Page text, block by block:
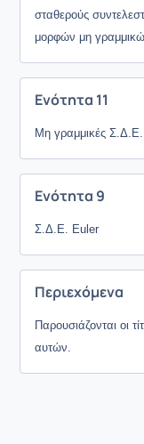
σταθερούς
μορφών μη
Ενότητα 11
Μη γραμμικές Σ.Δ.Ε.
Ενότητα 9
Σ.Δ.Ε. Euler
Περιεχόμενα
Παρουσιάζονται οι
αυτών.